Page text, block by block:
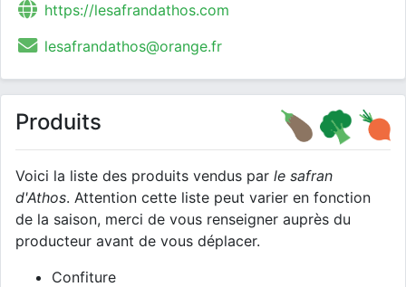
https://lesafrandathos.com
lesafrandathos@orange.fr
Produits
Voici la liste des produits vendus par le safran
d'Athos. Attention cette liste peut varier en fonction
de la saison, merci de vous renseigner auprès du
producteur avant de vous déplacer.
Confiture